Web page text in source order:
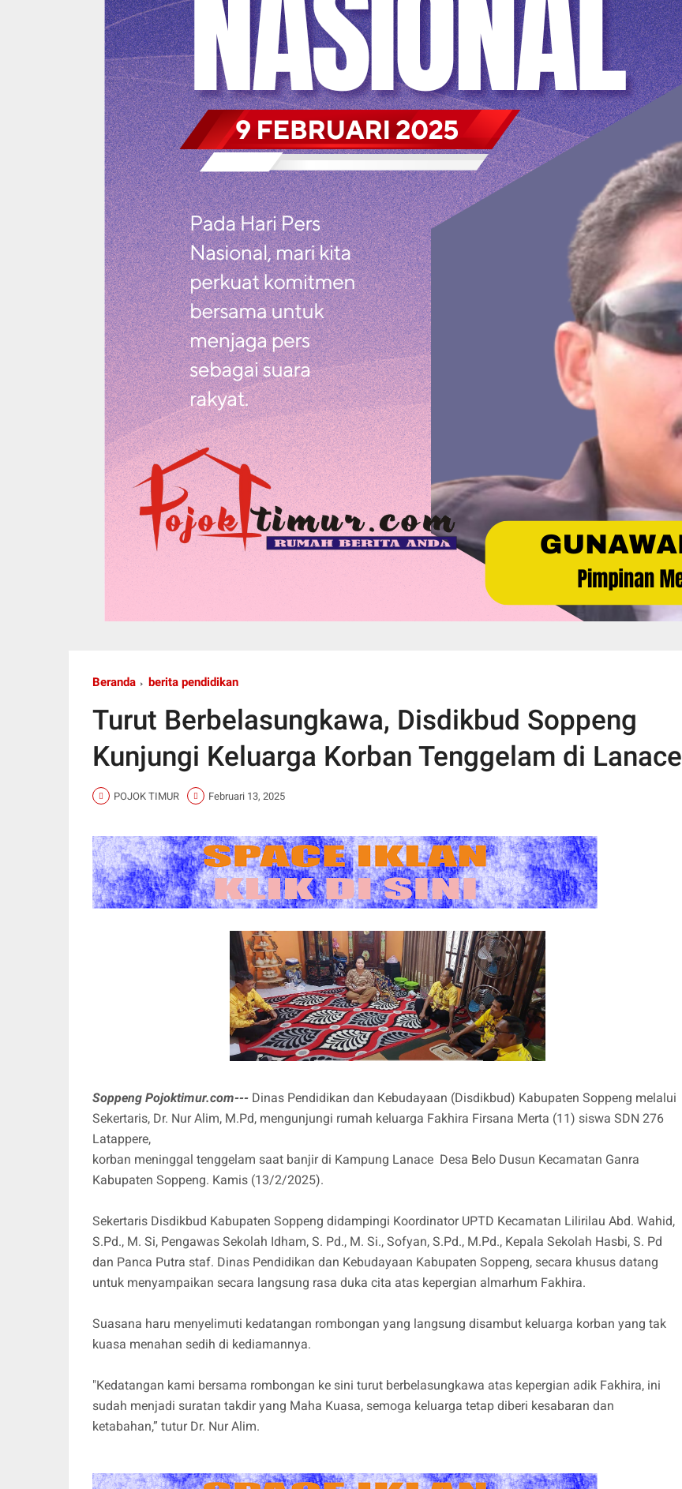
Beranda berita pendidikan
Turut Berbelasungkawa, Disdikbud Soppeng
Kunjungi Keluarga Korban Tenggelam di Lanace
POJOK TIMUR Februari 13, 2025
Soppeng Pojoktimur.com--- Dinas Pendidikan dan Kebudayaan (Disdikbud) Kabupaten Soppeng melalui
Sekertaris, Dr. Nur Alim, M.Pd, mengunjungi rumah keluarga Fakhira Firsana Merta (11) siswa SDN 276
Latappere,
korban meninggal tenggelam saat banjir di Kampung Lanace Desa Belo Dusun Kecamatan Ganra
Kabupaten Soppeng. Kamis (13/2/2025).
Sekertaris Disdikbud Kabupaten Soppeng didampingi Koordinator UPTD Kecamatan Lilirilau Abd. Wahid,
S.Pd., M. Si, Pengawas Sekolah Idham, S. Pd., M. Si., Sofyan, S.Pd., M.Pd., Kepala Sekolah Hasbi, S. Pd
dan Panca Putra staf. Dinas Pendidikan dan Kebudayaan Kabupaten Soppeng, secara khusus datang
untuk menyampaikan secara langsung rasa duka cita atas kepergian almarhum Fakhira.
Suasana haru menyelimuti kedatangan rombongan yang langsung disambut keluarga korban yang tak
kuasa menahan sedih di kediamannya.
"Kedatangan kami bersama rombongan ke sini turut berbelasungkawa atas kepergian adik Fakhira, ini
sudah menjadi suratan takdir yang Maha Kuasa, semoga keluarga tetap diberi kesabaran dan
ketabahan,” tutur Dr. Nur Alim.